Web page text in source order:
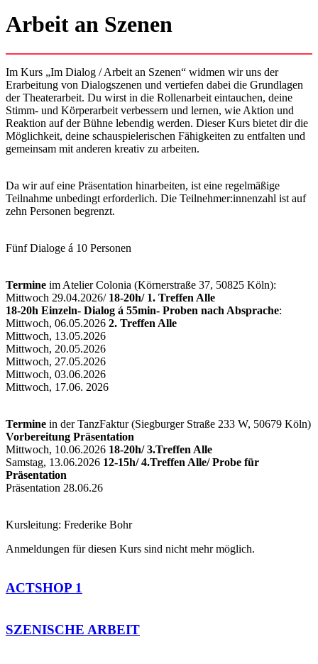
Arbeit an Szenen
Im Kurs „Im Dialog / Arbeit an Szenen“ widmen wir uns der
Erarbeitung von Dialogszenen und vertiefen dabei die Grundlagen
der Theaterarbeit. Du wirst in die Rollenarbeit eintauchen, deine
Stimm- und Körperarbeit verbessern und lernen, wie Aktion und
Reaktion auf der Bühne lebendig werden. Dieser Kurs bietet dir die
Möglichkeit, deine schauspielerischen Fähigkeiten zu entfalten und
gemeinsam mit anderen kreativ zu arbeiten.
Da wir auf eine Präsentation hinarbeiten, ist eine regelmäßige
Teilnahme unbedingt erforderlich. Die Teilnehmer:innenzahl ist auf
zehn Personen begrenzt.
Fünf Dialoge á 10 Personen
Termine im Atelier Colonia (Körnerstraße 37, 50825 Köln):
Mittwoch 29.04.2026/ 18-20h/ 1. Treffen Alle
18-20h Einzeln- Dialog á 55min- Proben nach Absprache:
Mittwoch, 06.05.2026 2. Treffen Alle
Mittwoch, 13.05.2026
Mittwoch, 20.05.2026
Mittwoch, 27.05.2026
Mittwoch, 03.06.2026
Mittwoch, 17.06. 2026
Termine in der TanzFaktur (Siegburger Straße 233 W, 50679 Köln)
Vorbereitung Präsentation
Mittwoch, 10.06.2026 18-20h/ 3.Treffen Alle
Samstag, 13.06.2026 12-15h/ 4.Treffen Alle/ Probe für
Präsentation
Präsentation 28.06.26
Kursleitung: Frederike Bohr
Anmeldungen für diesen Kurs sind nicht mehr möglich.
ACTSHOP 1
SZENISCHE ARBEIT